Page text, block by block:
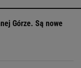
Górze. Są nowe